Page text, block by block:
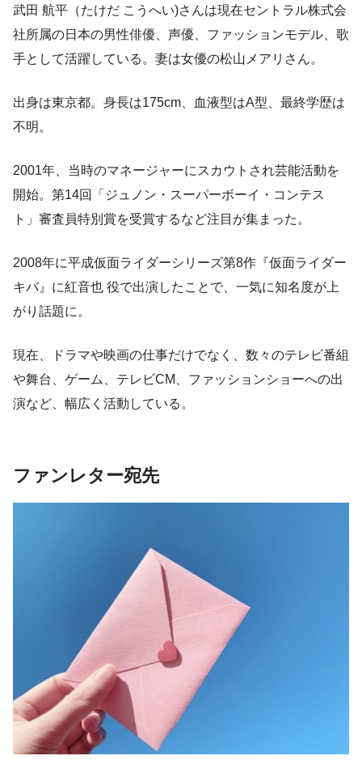
武田 航平（たけだ こうへい)さんは現在セントラル株式会
社所属の日本の男性俳優、声優、ファッションモデル、歌
手として活躍している。妻は女優の松山メアリさん。
出身は東京都。身長は175cm、血液型はA型、最終学歴は
不明。
2001年、当時のマネージャーにスカウトされ芸能活動を
開始。第14回「ジュノン・スーパーボーイ・コンテス
ト」審査員特別賞を受賞するなど注目が集まった。
2008年に平成仮面ライダーシリーズ第8作『仮面ライダー
キバ』に紅音也 役で出演したことで、一気に知名度が上
がり話題に。
現在、ドラマや映画の仕事だけでなく、数々のテレビ番組
や舞台、ゲーム、テレビCM、ファッションショーへの出
演など、幅広く活動している。
ファンレター宛先